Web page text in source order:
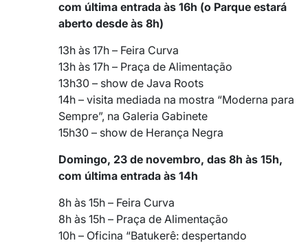
com última entrada às 16h (o Parque estará
aberto desde às 8h)
13h às 17h – Feira Curva
13h às 17h – Praça de Alimentação
13h30 – show de Java Roots
14h – visita mediada na mostra “Moderna para
Sempre”, na Galeria Gabinete
15h30 – show de Herança Negra
Domingo, 23 de novembro, das 8h às 15h,
com última entrada às 14h
8h às 15h – Feira Curva
8h às 15h – Praça de Alimentação
10h – Oficina “Batukerê: despertando